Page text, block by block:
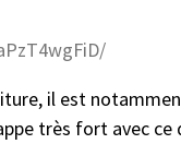
il est
très fort avec ce